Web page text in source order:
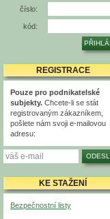
číslo:
kód:
REGISTRACE
Pouze pro podnikatelské
subjekty. Chcete-li se stát
registrovaným zákazníkem,
pošlete nám svoji e-mailovou
adresu:
KE STAŽENÍ
Bezpečnostní listy